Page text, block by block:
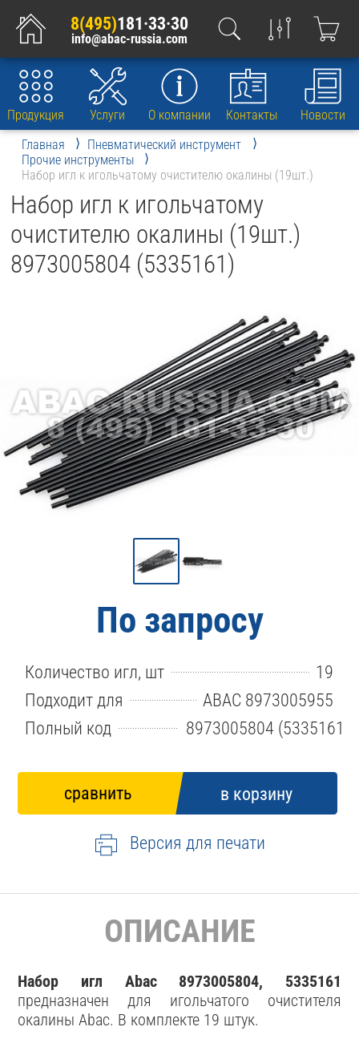
8(495)181·33·30
info@abac-russia.com
Продукция Услуги О компании Контакты
Новости
Главная
Пневматический инструмент
Прочие инструменты
Набор игл к игольчатому очистителю окалины (19шт.)
Набор игл к игольчатому
очистителю окалины (19шт.)
8973005804 (5335161)
›
По запросу
Количество игл, шт
19
Подходит для
ABAC 8973005955
Полный код
8973005804 (5335161)
Версия для печати
ОПИСАНИЕ
Набор игл Abac 8973005804, 5335161
предназначен для игольчатого очистителя
окалины Abac. В комплекте 19 штук.